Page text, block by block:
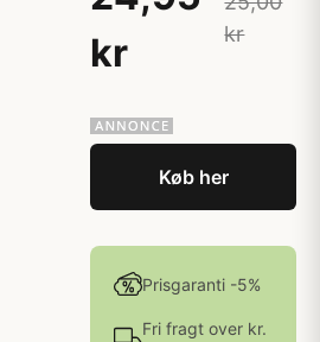
kr
kr
Køb her
Prisgaranti -5%
Fri fragt over kr.